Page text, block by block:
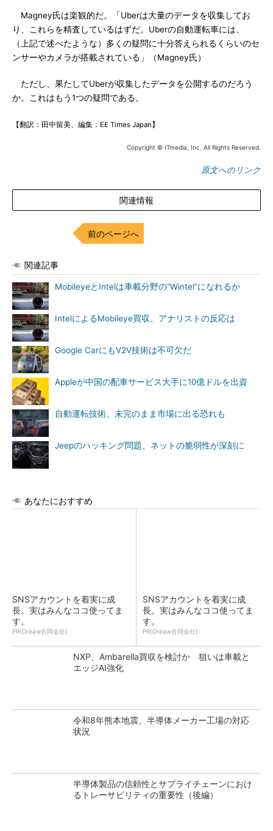
Magney氏は楽観的だ。「Uberは大量のデータを収集してお
り、これらを精査しているはずだ。Uberの自動運転車には、
（上記で述べたような）多くの疑問に十分答えられるくらいのセ
ンサーやカメラが搭載されている」（Magney氏）
ただし、果たしてUberが収集したデータを公開するのだろう
か。これはもう1つの疑問である。
【翻訳：田中留美、編集：EE Times Japan】
Copyright © ITmedia, Inc. All Rights Reserved.
原文へのリンク
関連情報
前のページへ
関連記事
MobileyeとIntelは車載分野の“Wintel”になれるか
IntelによるMobileye買収、アナリストの反応は
Google CarにもV2V技術は不可欠だ
Appleが中国の配車サービス大手に10億ドルを出資
自動運転技術、未完のまま市場に出る恐れも
Jeepのハッキング問題、ネットの脆弱性が深刻に
あなたにおすすめ
SNSアカウントを着実に成
長。実はみんなココ使ってま
す。
PR(Dreaw合同会社)
SNSアカウントを着実に成
長。実はみんなココ使ってま
す。
PR(Dreaw合同会社)
NXP、Ambarella買収を検討か 狙いは車載と
エッジAI強化
令和8年熊本地震、半導体メーカー工場の対応
状況
半導体製品の信頼性とサプライチェーンにおけ
るトレーサビリティの重要性（後編）